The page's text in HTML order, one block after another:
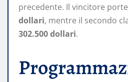
precedente. Il vincitore
dollari, mentre il secondo
302.500 dollari.